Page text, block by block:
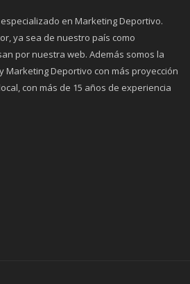
en Marketing Deportivo.
ya sea de nuestro país como
por nuestra web. Además somos la
Marketing Deportivo con más proyección
con más de 15 años de experiencia